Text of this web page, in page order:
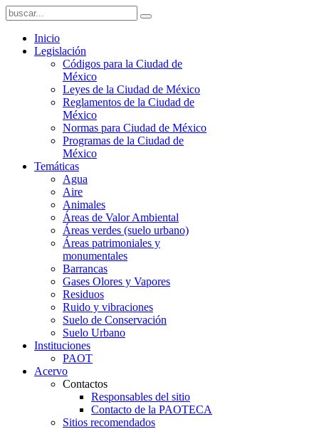
Inicio
Legislación
Códigos para la Ciudad de
México
Leyes de la Ciudad de México
Reglamentos de la Ciudad de
México
Normas para Ciudad de México
Programas de la Ciudad de
México
Temáticas
Agua
Aire
Animales
Áreas de Valor Ambiental
Áreas verdes (suelo urbano)
Áreas patrimoniales y
monumentales
Barrancas
Gases Olores y Vapores
Residuos
Ruido y vibraciones
Suelo de Conservación
Suelo Urbano
Instituciones
PAOT
Acervo
Contactos
Responsables del sitio
Contacto de la PAOTECA
Sitios recomendados